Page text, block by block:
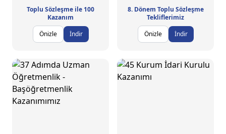
Toplu Sözleşme ile 100
Kazanım
Önizle
İndir
8. Dönem Toplu Sözleşme
Tekliflerimiz
Önizle
İndir